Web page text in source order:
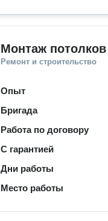
Монтаж потолков
Ремонт и строительство
Опыт
Бригада
Работа по договору
С гарантией
Дни работы
Место работы